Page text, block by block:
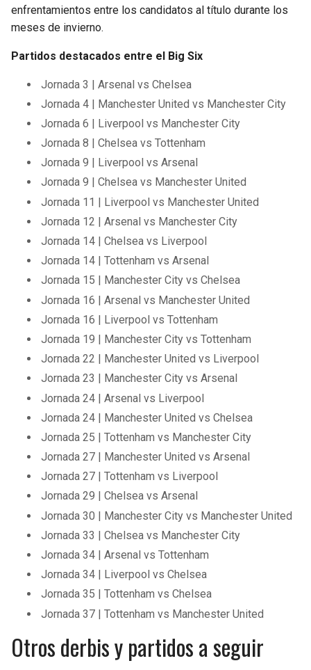
enfrentamientos entre los candidatos al título durante los
meses de invierno.
Partidos destacados entre el Big Six
Jornada 3 | Arsenal vs Chelsea
Jornada 4 | Manchester United vs Manchester City
Jornada 6 | Liverpool vs Manchester City
Jornada 8 | Chelsea vs Tottenham
Jornada 9 | Liverpool vs Arsenal
Jornada 9 | Chelsea vs Manchester United
Jornada 11 | Liverpool vs Manchester United
Jornada 12 | Arsenal vs Manchester City
Jornada 14 | Chelsea vs Liverpool
Jornada 14 | Tottenham vs Arsenal
Jornada 15 | Manchester City vs Chelsea
Jornada 16 | Arsenal vs Manchester United
Jornada 16 | Liverpool vs Tottenham
Jornada 19 | Manchester City vs Tottenham
Jornada 22 | Manchester United vs Liverpool
Jornada 23 | Manchester City vs Arsenal
Jornada 24 | Arsenal vs Liverpool
Jornada 24 | Manchester United vs Chelsea
Jornada 25 | Tottenham vs Manchester City
Jornada 27 | Manchester United vs Arsenal
Jornada 27 | Tottenham vs Liverpool
Jornada 29 | Chelsea vs Arsenal
Jornada 30 | Manchester City vs Manchester United
Jornada 33 | Chelsea vs Manchester City
Jornada 34 | Arsenal vs Tottenham
Jornada 34 | Liverpool vs Chelsea
Jornada 35 | Tottenham vs Chelsea
Jornada 37 | Tottenham vs Manchester United
Otros derbis y partidos a seguir